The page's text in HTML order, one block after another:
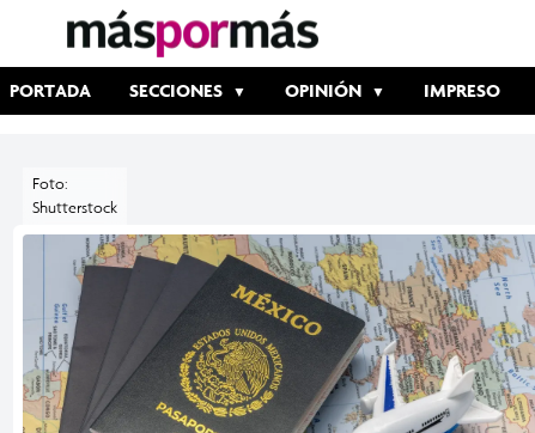
PORTADA SECCIONES OPINIÓN IMPRESO
Foto:
Shutterstock